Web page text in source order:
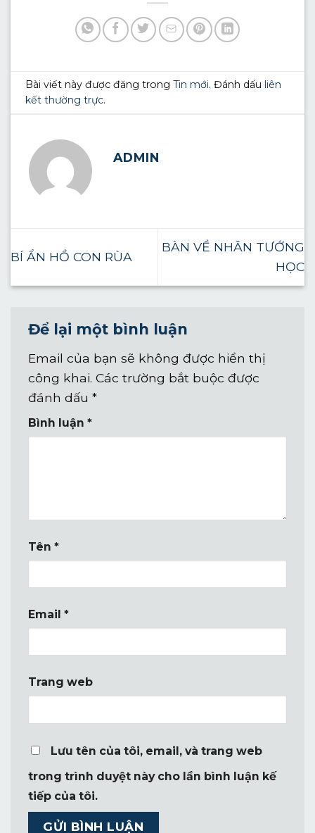
Bài viết này được đăng trongTin mới. Đánh dấu liên
kết thường trực.
ADMIN
BÍ ẨN HỒ CON RÙA
BÀN VỀ NHÂN TƯỚNG
HỌC
Để lại một bình luận
Email của bạn sẽ không được hiển thị
công khai. Các trường bắt buộc được
đánh dấu *
Bình luận *
Tên *
Email *
Trang web
Lưu tên của tôi, email, và trang web
trong trình duyệt này cho lần bình luận kế
tiếp của tôi.